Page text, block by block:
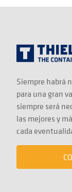
Siempre habrá
para una gran
siempre será
las mejores y
cada